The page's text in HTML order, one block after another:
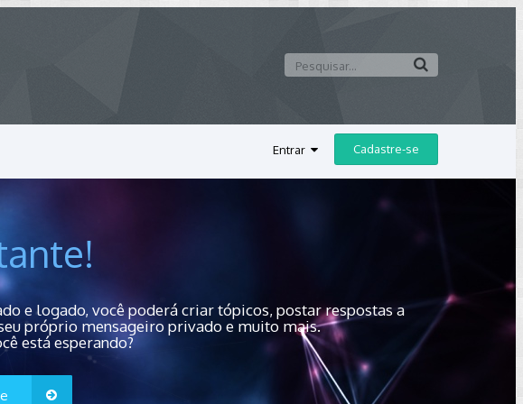
Entrar Cadastre-se
e logado, você poderá criar tópicos, postar respostas a
próprio mensageiro privado e muito mais.
está esperando?